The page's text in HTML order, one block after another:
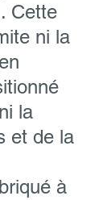
Cette
ni la
la
et de la
à